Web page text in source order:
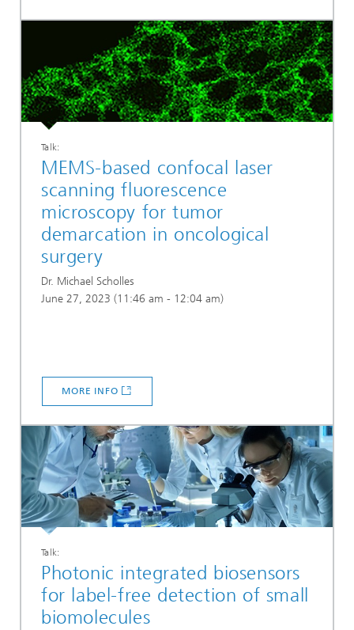
Talk:
MEMS-based confocal laser
scanning fluorescence
microscopy for tumor
demarcation in oncological
surgery
Dr. Michael Scholles
June 27, 2023 (11:46 am - 12:04 am)
MORE INFO
Talk:
Photonic integrated biosensors
for label-free detection of small
biomolecules